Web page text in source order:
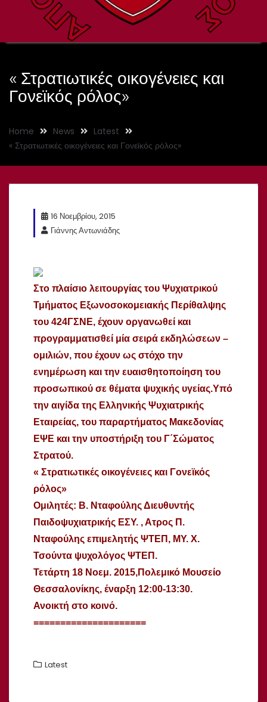
« Στρατιωτικές οικογένειες και
Γονεϊκός ρόλος»
Home News
Latest
« Στρατιωτικές οικογένειες και Γονεϊκός ρόλος»
16 Νοεμβρίου, 2015
Γιάννης Αντωνιάδης
Στο πλαίσιο λειτουργίας του Ψυχιατρικού
Τμήματος Εξωνοσοκομειακής Περίθαλψης
του 424ΓΣΝΕ, έχουν οργανωθεί και
προγραμματισθεί μία σειρά εκδηλώσεων –
ομιλιών, που έχουν ως στόχο την
ενημέρωση και την ευαισθητοποίηση του
προσωπικού σε θέματα ψυχικής υγείας.Υπό
την αιγίδα της Ελληνικής Ψυχιατρικής
Εταιρείας, του παραρτήματος Μακεδονίας
ΕΨΕ και την υποστήριξη του Γ΄Σώματος
Στρατού.
« Στρατιωτικές οικογένειες και Γονεϊκός
ρόλος»
Ομιλητές: Β. Νταφούλης Διευθυντής
Παιδοψυχιατρικής ΕΣΥ. , Ατρος Π.
Νταφούλης επιμελητής ΨΤΕΠ, ΜΥ. Χ.
Τσούντα ψυχολόγος ΨΤΕΠ.
Τετάρτη 18 Νοεμ. 2015,Πολεμικό Μουσείο
Θεσσαλονίκης, έναρξη 12:00-13:30.
Ανοικτή στο κοινό.
=====================
Latest